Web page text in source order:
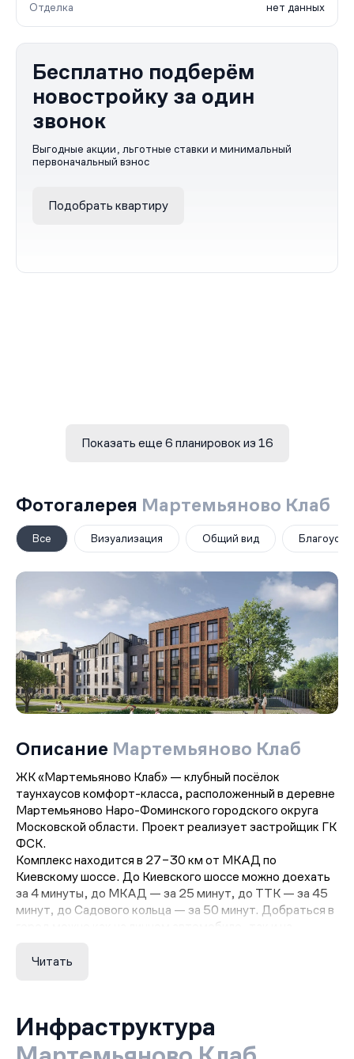
Отделка
нет данных
Бесплатно подберём
новостройку за один
звонок
Выгодные акции, льготные ставки и минимальный
первоначальный взнос
Подобрать квартиру
Показать еще 6 планировок из 16
Фотогалерея Мартемьяново Клаб
Все Визуализация Общий вид
Описание Мартемьяново Клаб
ЖК «Мартемьяново Клаб» — клубный посёлок
таунхаусов комфорт-класса, расположенный в деревне
Мартемьяново Наро-Фоминского городского округа
Московской области. Проект реализует застройщик ГК
ФСК.
Комплекс находится в 27–30 км от МКАД по
Киевскому шоссе. До Киевского шоссе можно доехать
за 4 минуты, до МКАД — за 25 минут, до ТТК — за 45
минут, до Садового кольца — за 50 минут. Добраться в
город можно как на личном автомобиле, так и на
«Саларьево» и «Внуково». До станции метро
Общая площадь комплекса составит 136 тысяч м².
Проект будет сдаваться в 5 очередей. Первая очередь
Читать
Инфраструктура